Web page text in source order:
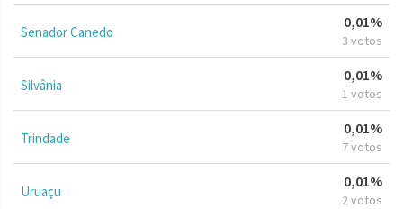
Senador Canedo
0,01%
3 votos
Silvânia
0,01%
1 votos
Trindade
0,01%
7 votos
Uruaçu
0,01%
2 votos